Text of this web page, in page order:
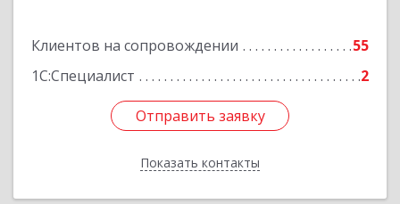
Клиентов на сопровождении
55
1С:Специалист
2
Отправить заявку
Показать контакты
Подробнее
Отправить заявку
Назад